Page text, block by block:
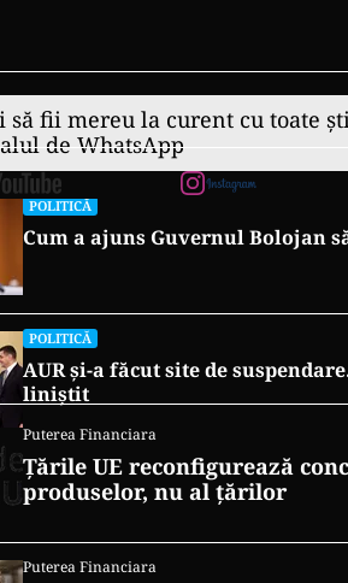
să fii mereu la curent cu toate
de WhatsApp
POLITICĂ
Cum a ajuns Guvernul Bolojan
POLITICĂ
AUR și-a făcut site de
liniștit
Puterea Financiara
Țările UE reconfigurează
produselor, nu al țărilor
Puterea Financiara